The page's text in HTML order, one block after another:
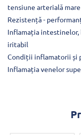
tensiune arterială mare
Rezistență -
Inflamația intestinelor,
iritabil
Condiții inflamatorii și
Inflamația venelor